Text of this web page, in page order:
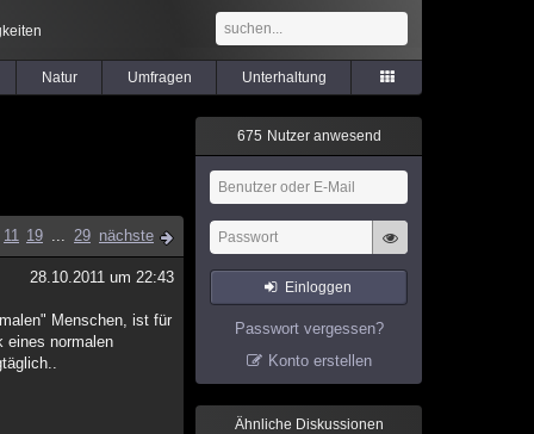
Natur Umfragen Unterhaltung
11 19 ... 29 nächste
28.10.2011 um 22:43
Menschen, ist für
eines normalen
675 Nutzer anwesend
Einloggen
Passwort vergessen?
Konto erstellen
Ähnliche Diskussionen